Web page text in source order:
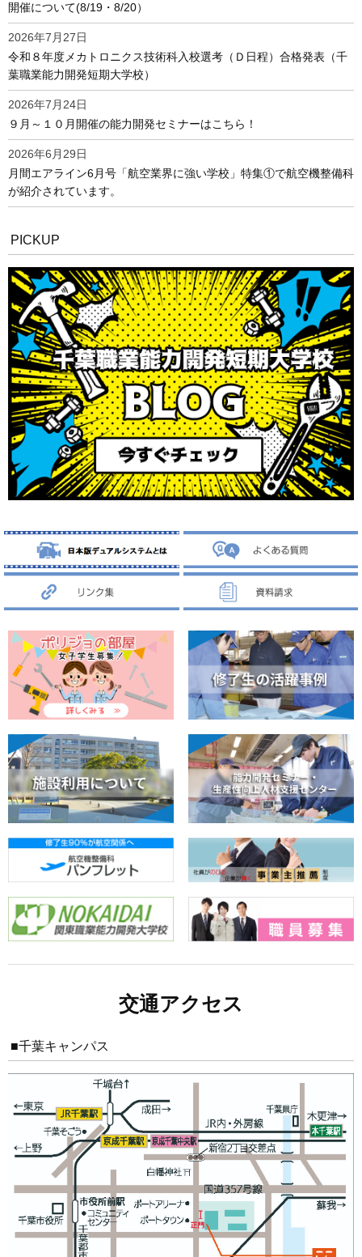
開催について(8/19・8/20）
2026年7月27日
令和８年度メカトロニクス技術科入校選考（Ｄ日程）合格発表（千
葉職業能力開発短期大学校）
2026年7月24日
９月～１０月開催の能力開発セミナーはこちら！
2026年6月29日
月間エアライン6月号「航空業界に強い学校」特集①で航空機整備科
が紹介されています。
PICKUP
交通アクセス
■千葉キャンパス